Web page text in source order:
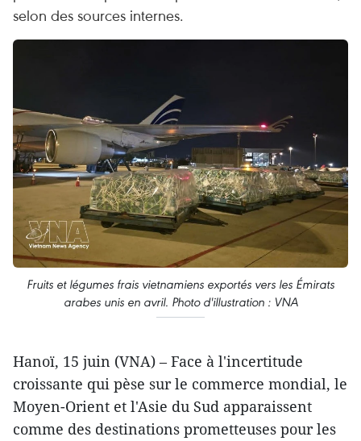
selon des sources internes.
Fruits et légumes frais vietnamiens exportés vers les Émirats
arabes unis en avril. Photo d'illustration : VNA
Hanoï, 15 juin (VNA) – Face à l'incertitude
croissante qui pèse sur le commerce mondial, le
Moyen-Orient et l'Asie du Sud apparaissent
comme des destinations prometteuses pour les